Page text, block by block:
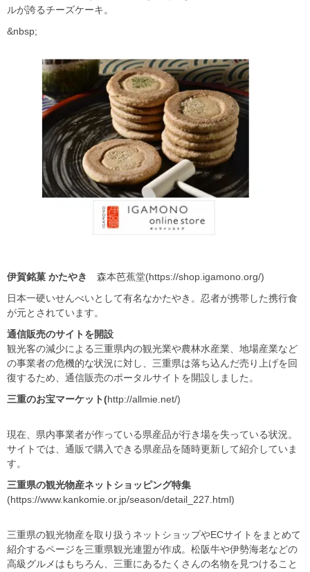
ルが誇るチーズケーキ。
&nbsp;
伊賀銘菓 かたやき
森本芭蕉堂(https://shop.igamono.org/)
日本一硬いせんべいとして有名なかたやき。忍者が携帯した携行食
が元とされています。
通信販売のサイトを開設
観光客の減少による三重県内の観光業や農林水産業、地場産業など
の事業者の危機的な状況に対し、三重県は落ち込んだ売り上げを回
復するため、通信販売のポータルサイトを開設しました。
三重のお宝マーケット(http://allmie.net/)
現在、県内事業者が作っている県産品が行き場を失っている状況。
サイトでは、通販で購入できる県産品を随時更新して紹介していま
す。
三重県の観光物産ネットショッピング特集
(https://www.kankomie.or.jp/season/detail_227.html)
三重県の観光物産を取り扱うネットショップやECサイトをまとめて
紹介するページを三重県観光連盟が作成。松阪牛や伊勢海老などの
高級グルメはもちろん、三重にあるたくさんの名物を見つけること